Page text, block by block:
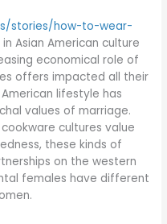
stories/how-to-wear-
Asian American culture
economical role of
offers impacted all their
lifestyle has
values of marriage.
cultures value
these kinds of
on the western
females have different